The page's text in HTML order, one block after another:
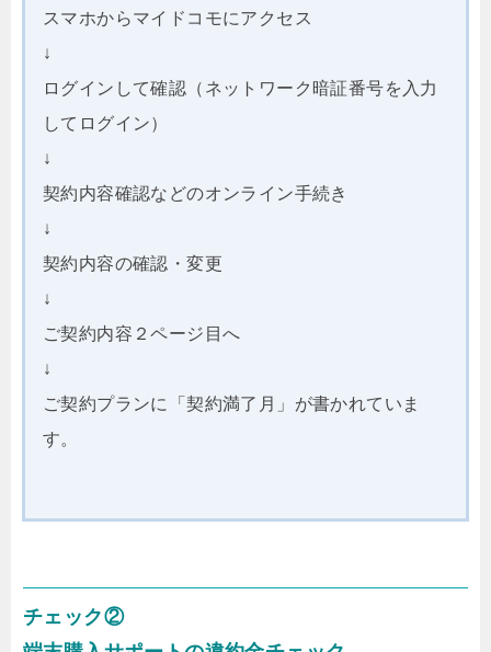
スマホからマイドコモにアクセス
↓
ログインして確認（ネットワーク暗証番号を入力
してログイン）
↓
契約内容確認などのオンライン手続き
↓
契約内容の確認・変更
↓
ご契約内容２ページ目へ
↓
ご契約プランに「契約満了月」が書かれていま
す。
チェック②